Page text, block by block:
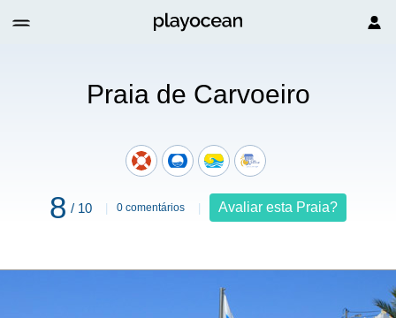
Praia de Carvoeiro
8 / 10 0 comentários Avaliar esta Praia?